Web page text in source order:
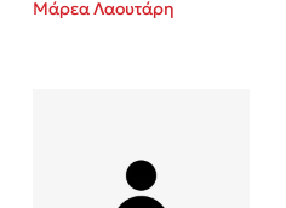
Μάρεα Λαουτάρη